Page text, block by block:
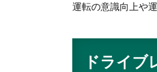
運転の意識向上や
ドライブ